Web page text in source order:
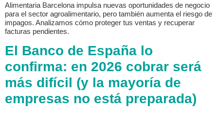
Alimentaria Barcelona impulsa nuevas oportunidades de negocio
para el sector agroalimentario, pero también aumenta el riesgo de
impagos. Analizamos cómo proteger tus ventas y recuperar
facturas pendientes.
El Banco de España lo
confirma: en 2026 cobrar será
más difícil (y la mayoría de
empresas no está preparada)